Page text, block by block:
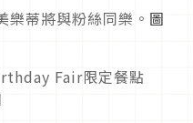
蒂將與粉絲同樂。 圖
Fair限定餐點